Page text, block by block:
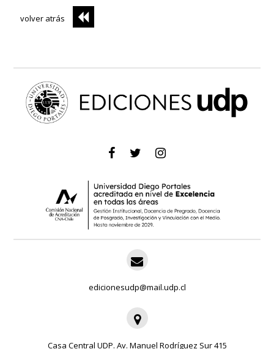
volver atrás
edicionesudp@mail.udp.cl
Casa Central UDP. Av. Manuel Rodríguez Sur 415